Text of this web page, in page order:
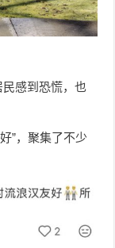
感到恐慌，也
”，聚集了不少